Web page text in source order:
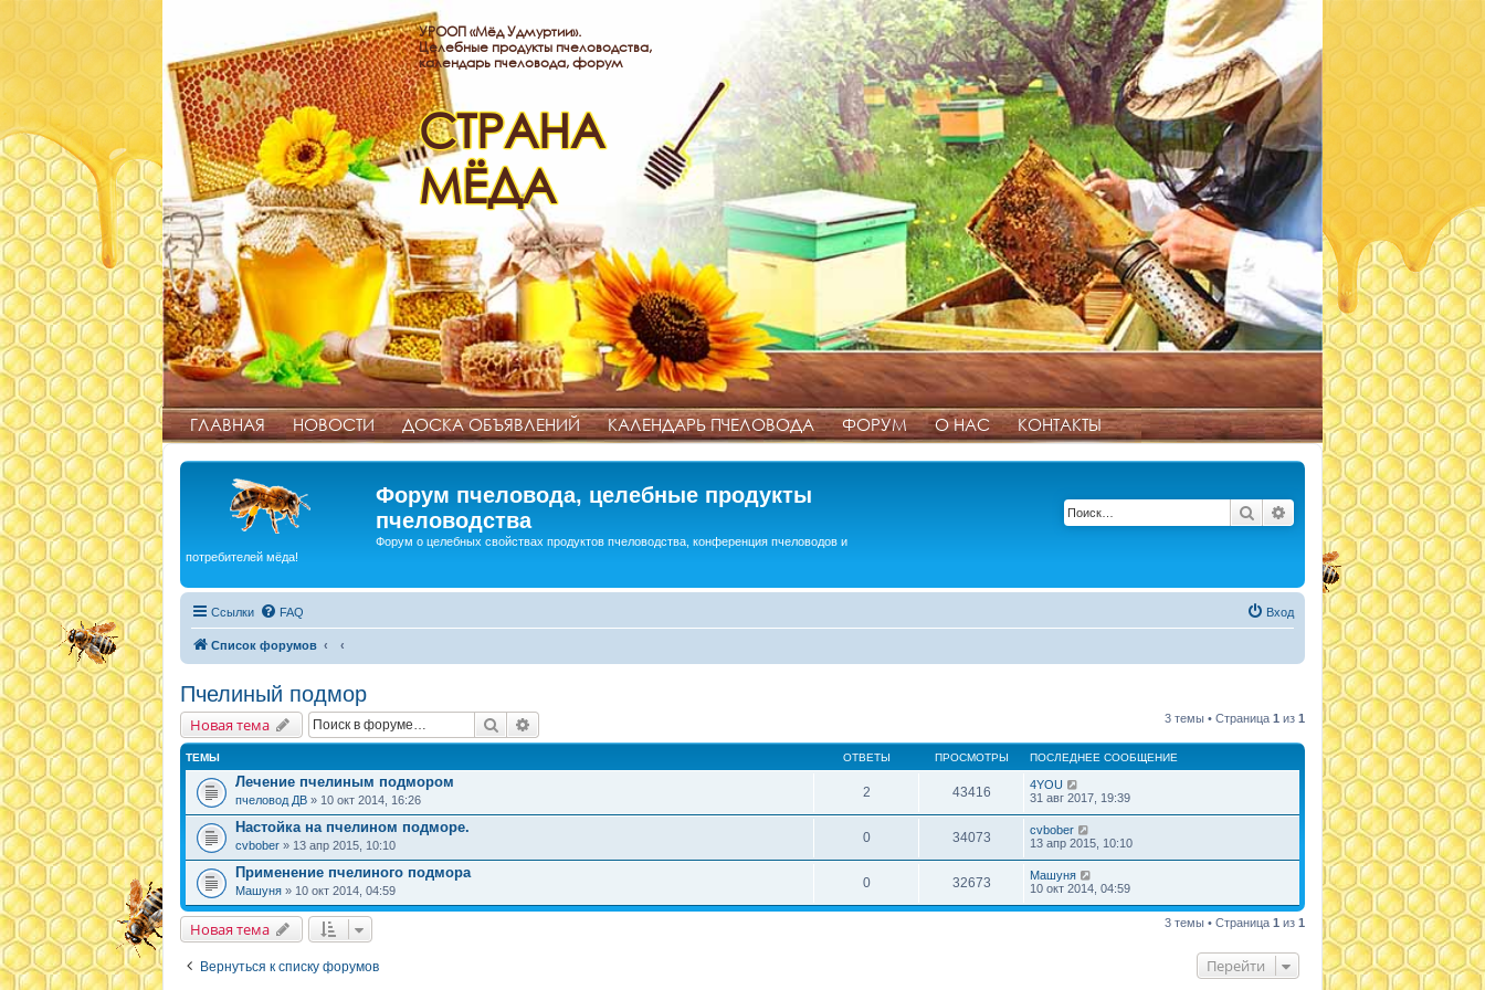
УРООП «Мёд Удмуртии».
Целебные продукты пчеловодства,
календарь пчеловода, форум
СТРАНА
МЁДА
ГЛАВНАЯ НОВОСТИ ДОСКА ОБЪЯВЛЕНИЙ КАЛЕНДАРЬ ПЧЕЛОВОДА ФОРУМ О НАС КОНТАКТЫ
Форум пчеловода, целебные продукты
пчеловодства
Форум о целебных свойствах продуктов пчеловодства, конференция пчеловодов и
потребителей мёда!
Поиск Расширенный поиск
Ссылки FAQ Вход
Список форумов
Пчелиный подмор
Новая тема Поиск 3 темы • Страница 1 из 1
ТЕМЫ ОТВЕТЫ ПРОСМОТРЫ ПОСЛЕДНЕЕ СООБЩЕНИЕ
Лечение пчелиным подмором
пчеловод ДВ » 10 окт 2014, 16:26
2 43416
4YOU
31 авг 2017, 19:39
Настойка на пчелином подморе.
cvbober » 13 апр 2015, 10:10
0 34073
cvbober
13 апр 2015, 10:10
Применение пчелиного подмора
Машуня » 10 окт 2014, 04:59
0 32673
Машуня
10 окт 2014, 04:59
Новая тема 3 темы • Страница 1 из 1
Вернуться к списку форумов Перейти